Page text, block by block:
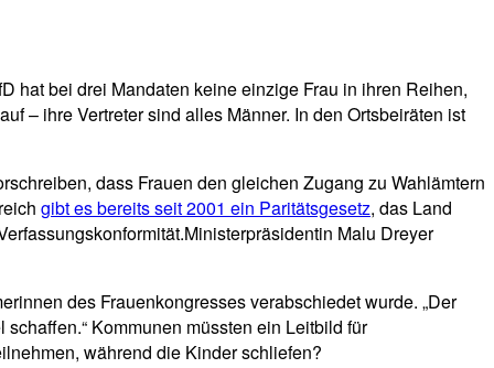
hat bei drei Mandaten keine einzige Frau in ihren Reihen,
– ihre Vertreter sind alles Männer. In den Ortsbeiräten ist
dass Frauen den gleichen Zugang zu Wahlämtern
gibt es bereits seit 2001 ein Paritätsgesetz, das Land
Malu Dreyer
des Frauenkongresses verabschiedet wurde. „Der
Kommunen müssten ein Leitbild für
während die Kinder schliefen?